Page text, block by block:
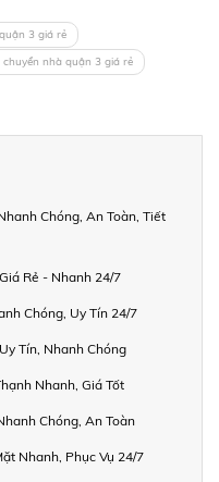
3 giá rẻ
chuyển nhà quận 3 giá rẻ
Chóng, An Toàn, Tiết
Rẻ - Nhanh 24/7
Chóng, Uy Tín 24/7
Tín, Nhanh Chóng
Nhanh, Giá Tốt
Chóng, An Toàn
Nhanh, Phục Vụ 24/7